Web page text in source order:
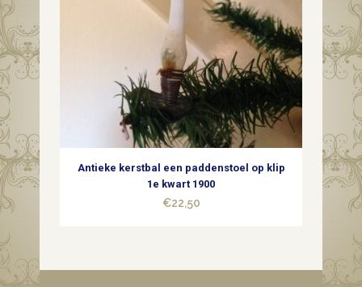
Antieke kerstbal een paddenstoel op klip
1e kwart 1900
€22,50